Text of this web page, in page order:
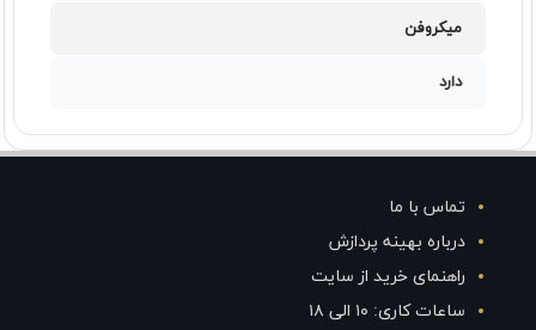
میکروفن
دارد
تماس با ما
درباره بهینه پردازش
راهنمای خرید از سایت
ساعات کاری: ۱۰ الی ۱۸